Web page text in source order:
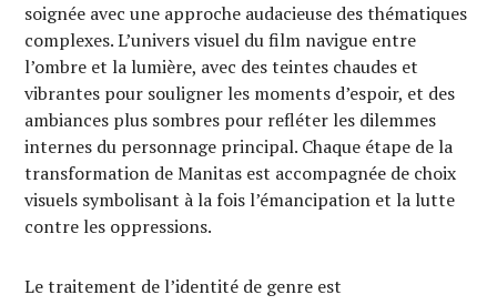
soignée avec une approche audacieuse des thématiques
complexes. L’univers visuel du film navigue entre
l’ombre et la lumière, avec des teintes chaudes et
vibrantes pour souligner les moments d’espoir, et des
ambiances plus sombres pour refléter les dilemmes
internes du personnage principal. Chaque étape de la
transformation de Manitas est accompagnée de choix
visuels symbolisant à la fois l’émancipation et la lutte
contre les oppressions.
Le traitement de l’identité de genre est